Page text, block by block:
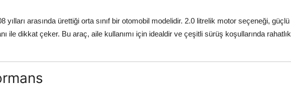
yılları arasında ürettiği orta sınıf bir otomobil modelidir. 2.0 litrelik motor seçeneği, güçlü
ile dikkat çeker. Bu araç, aile kullanımı için idealdir ve çeşitli sürüş koşullarında rahatlık